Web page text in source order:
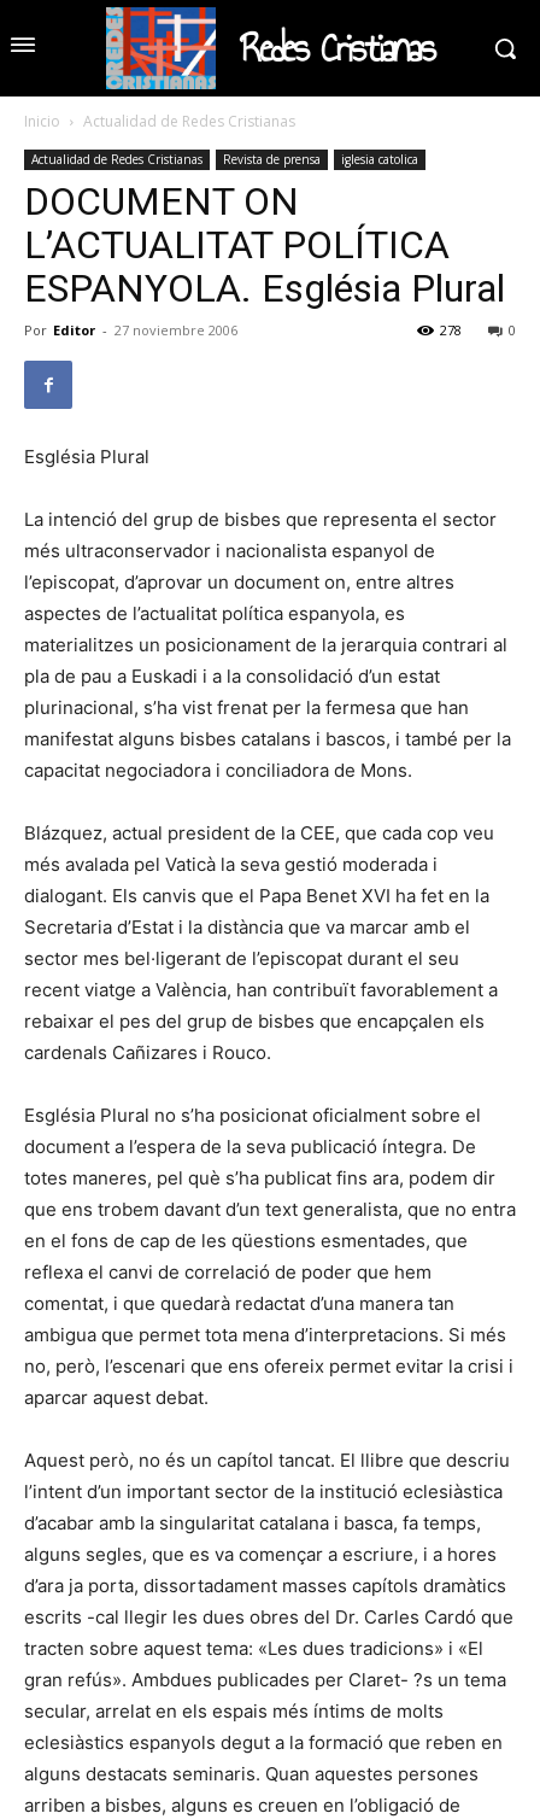
Redes Cristianas
Inicio Actualidad de Redes Cristianas
Actualidad de Redes Cristianas Revista de prensa iglesia catolica
DOCUMENT ON
L’ACTUALITAT POLÍTICA
ESPANYOLA. Església Plural
Por Editor - 27 noviembre 2006 0
278
Església Plural
La intenció del grup de bisbes que representa el sector
més ultraconservador i nacionalista espanyol de
l’episcopat, d’aprovar un document on, entre altres
aspectes de l’actualitat política espanyola, es
materialitzes un posicionament de la jerarquia contrari al
pla de pau a Euskadi i a la consolidació d’un estat
plurinacional, s’ha vist frenat per la fermesa que han
manifestat alguns bisbes catalans i bascos, i també per la
capacitat negociadora i conciliadora de Mons.
Blázquez, actual president de la CEE, que cada cop veu
més avalada pel Vaticà la seva gestió moderada i
dialogant. Els canvis que el Papa Benet XVI ha fet en la
Secretaria d’Estat i la distància que va marcar amb el
sector mes bel·ligerant de l’episcopat durant el seu
recent viatge a València, han contribuït favorablement a
rebaixar el pes del grup de bisbes que encapçalen els
cardenals Cañizares i Rouco.
Església Plural no s’ha posicionat oficialment sobre el
document a l’espera de la seva publicació íntegra. De
totes maneres, pel què s’ha publicat fins ara, podem dir
que ens trobem davant d’un text generalista, que no entra
en el fons de cap de les qüestions esmentades, que
reflexa el canvi de correlació de poder que hem
comentat, i que quedarà redactat d’una manera tan
ambigua que permet tota mena d’interpretacions. Si més
no, però, l’escenari que ens ofereix permet evitar la crisi i
aparcar aquest debat.
Aquest però, no és un capítol tancat. El llibre que descriu
l’intent d’un important sector de la institució eclesiàstica
d’acabar amb la singularitat catalana i basca, fa temps,
alguns segles, que es va començar a escriure, i a hores
d’ara ja porta, dissortadament masses capítols dramàtics
escrits -cal llegir les dues obres del Dr. Carles Cardó que
tracten sobre aquest tema: «Les dues tradicions» i «El
gran refús». Ambdues publicades per Claret- ?s un tema
secular, arrelat en els espais més íntims de molts
eclesiàstics espanyols degut a la formació que reben en
alguns destacats seminaris. Quan aquestes persones
arriben a bisbes, alguns es creuen en l’obligació de